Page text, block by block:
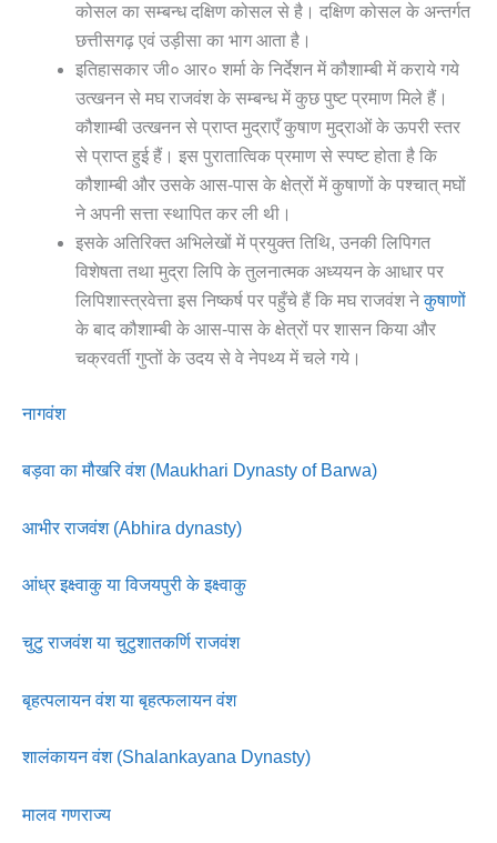
कोसल का सम्बन्ध दक्षिण कोसल से है। दक्षिण कोसल के अन्तर्गत
छत्तीसगढ़ एवं उड़ीसा का भाग आता है।
इतिहासकार जी० आर० शर्मा के निर्देशन में कौशाम्बी में कराये गये
उत्खनन से मघ राजवंश के सम्बन्ध में कुछ पुष्ट प्रमाण मिले हैं।
कौशाम्बी उत्खनन से प्राप्त मुद्राएँ कुषाण मुद्राओं के ऊपरी स्तर
से प्राप्त हुई हैं। इस पुरातात्विक प्रमाण से स्पष्ट होता है कि
कौशाम्बी और उसके आस-पास के क्षेत्रों में कुषाणों के पश्चात् मघों
ने अपनी सत्ता स्थापित कर ली थी।
इसके अतिरिक्त अभिलेखों में प्रयुक्त तिथि, उनकी लिपिगत
विशेषता तथा मुद्रा लिपि के तुलनात्मक अध्ययन के आधार पर
लिपिशास्त्रवेत्ता इस निष्कर्ष पर पहुँचे हैं कि मघ राजवंश नेकुषाणों
के बाद कौशाम्बी के आस-पास के क्षेत्रों पर शासन किया और
चक्रवर्ती गुप्तों के उदय से वे नेपथ्य में चले गये।
नागवंश
बड़वा का मौखरि वंश (Maukhari Dynasty of Barwa)
आभीर राजवंश (Abhira dynasty)
आंध्र इक्ष्वाकु या विजयपुरी के इक्ष्वाकु
चुटु राजवंश या चुटुशातकर्णि राजवंश
बृहत्पलायन वंश या बृहत्फलायन वंश
शालंकायन वंश (Shalankayana Dynasty)
मालव गणराज्य